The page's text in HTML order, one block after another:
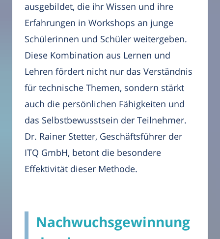
ausgebildet, die ihr Wissen und ihre
Erfahrungen in Workshops an junge
Schülerinnen und Schüler weitergeben.
Diese Kombination aus Lernen und
Lehren fördert nicht nur das Verständnis
für technische Themen, sondern stärkt
auch die persönlichen Fähigkeiten und
das Selbstbewusstsein der Teilnehmer.
Dr. Rainer Stetter, Geschäftsführer der
ITQ GmbH, betont die besondere
Effektivität dieser Methode.
Nachwuchsgewinnung